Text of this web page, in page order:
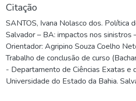
identificar as mudanças e ações
TranSalvador; e caracterizar os tipos
comparando os números de
estabelecido. A metodologia adotada
estudo de caso. A TranSalvador vem
precaução para minimizar os acidentes
exemplo, a manutenção permanente
Citação
SANTOS, Ivana Nolasco dos. Política
Salvador – BA: impactos nos
Orientador: Agripino Souza Coelho
Trabalho de conclusão de curso
- Departamento de Ciências Exatas e
Universidade do Estado da Bahia.